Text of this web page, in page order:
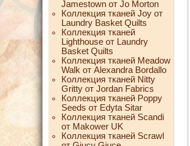
Jamestown от Jo Morton
Коллекция тканей Joy от
Laundry Basket Quilts
Коллекция тканей
Lighthouse от Laundry
Basket Quilts
Коллекция тканей Meadow
Walk от Alexandra Bordallo
Коллекция тканей Nitty
Gritty от Jordan Fabrics
Коллекция тканей Poppy
Seeds от Edyta Sitar
Коллекция тканей Scandi
от Makower UK
Коллекция тканей Scrawl